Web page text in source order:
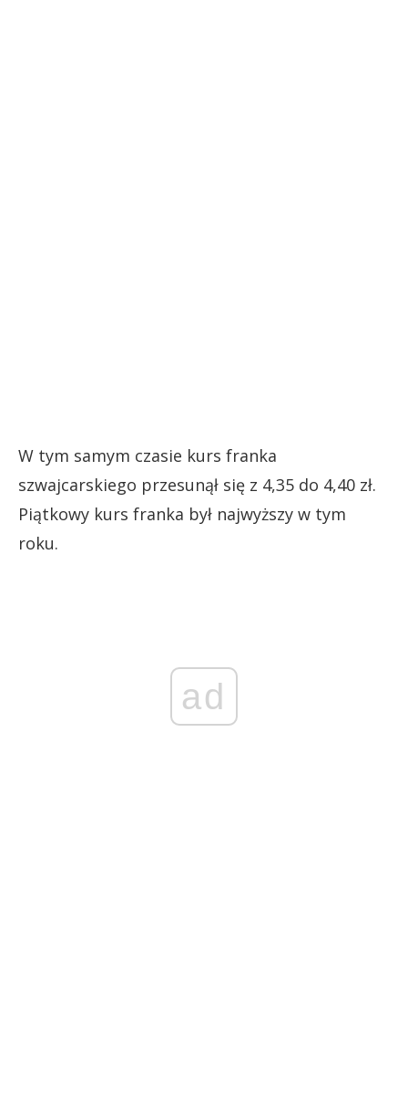
W tym samym czasie kurs franka
szwajcarskiego przesunął się z 4,35 do 4,40 zł.
Piątkowy kurs franka był najwyższy w tym
roku.
ad